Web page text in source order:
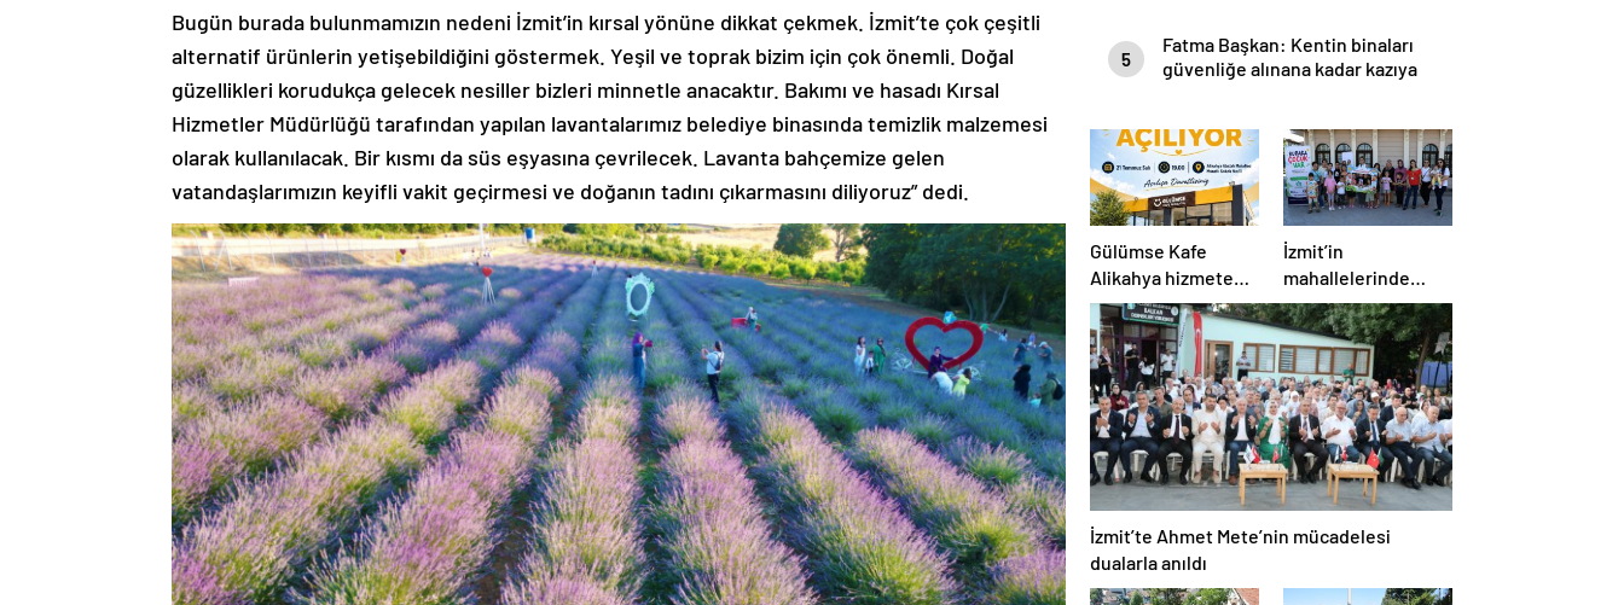
Bugün burada bulunmamızın nedeni İzmit’in kırsal yönüne dikkat çekmek. İzmit’te çok çeşitli
alternatif ürünlerin yetişebildiğini göstermek. Yeşil ve toprak bizim için çok önemli. Doğal
güzellikleri korudukça gelecek nesiller bizleri minnetle anacaktır. Bakımı ve hasadı Kırsal
Hizmetler Müdürlüğü tarafından yapılan lavantalarımız belediye binasında temizlik malzemesi
olarak kullanılacak. Bir kısmı da süs eşyasına çevrilecek. Lavanta bahçemize gelen
vatandaşlarımızın keyifli vakit geçirmesi ve doğanın tadını çıkarmasını diliyoruz” dedi.
5
Fatma Başkan: Kentin binaları
güvenliğe alınana kadar kazıya
Gülümse Kafe
Alikahya hizmete
açılıyor
İzmit’in
mahallelerinde
geleneksel oyun
coşkusu devam
ediyor
İzmit’te Ahmet Mete’nin mücadelesi
dualarla anıldı